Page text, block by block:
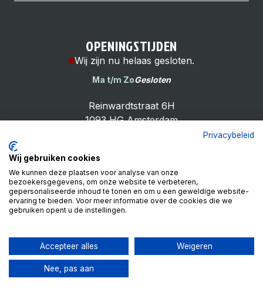
Cheap Bike Shop
4.9
Based on 99 reviews
Review ons op
OPENINGSTIJDEN
Wij zijn nu helaas gesloten.
Ma t/m ZoGesloten
Reinwardtstraat 6H
1093 HG Amsterdam
Privacybeleid
Wij gebruiken cookies
We kunnen deze plaatsen voor analyse van onze
bezoekersgegevens, om onze website te verbeteren,
gepersonaliseerde inhoud te tonen en om u een geweldige website-
ervaring te bieden. Voor meer informatie over de cookies die we
gebruiken opent u de instellingen.
Accepteer alles Weigeren
Nee, pas aan